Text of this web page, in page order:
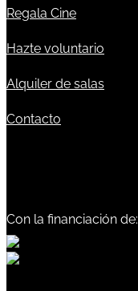
Regala Cine
Hazte voluntario
Alquiler de salas
Contacto
Con la financiación de: